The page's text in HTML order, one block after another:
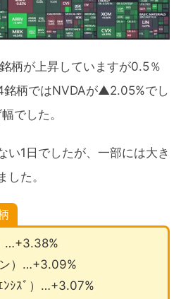
柄が上昇していますが0.5％
銘柄ではNVDAが▲2.05%でし
でした。
い1日でしたが、一部には大き
した。
…+3.38%
ン）…+3.09%
ﾝｼｽﾞ）…+3.07%